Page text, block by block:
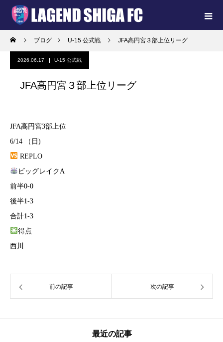
ブログ U-15 公式戦 JFA高円宮３部上位リーグ
2026.06.17 U-15 公式戦
JFA高円宮３部上位リーグ
JFA高円宮3部上位
6/14 （日)
REPLO
ビッグレイクA
前半0-0
後半1-3
合計1-3
得点
西川
前の記事 次の記事
最近の記事